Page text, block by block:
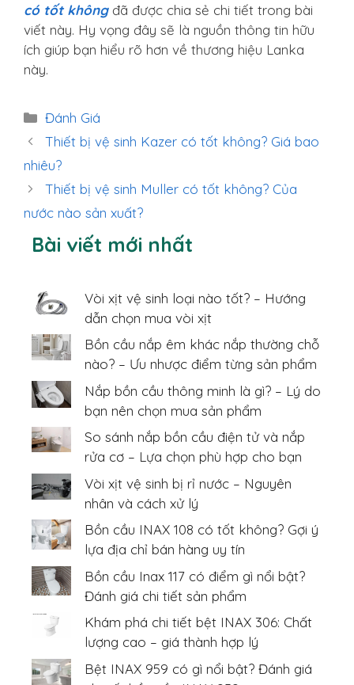
có tốt khôngđã được chia sẻ chi tiết trong bài
viết này. Hy vọng đây sẽ là nguồn thông tin hữu
ích giúp bạn hiểu rõ hơn về thương hiệu Lanka
này.
Danh
mục
Đánh Giá
Thiết bị vệ sinh Kazer có tốt không? Giá bao
nhiêu?
Thiết bị vệ sinh Muller có tốt không? Của
nước nào sản xuất?
Bài viết mới nhất
Vòi xịt vệ sinh loại nào tốt? – Hướng
dẫn chọn mua vòi xịt
Bồn cầu nắp êm khác nắp thường chỗ
nào? – Ưu nhược điểm từng sản phẩm
Nắp bồn cầu thông minh là gì? – Lý do
bạn nên chọn mua sản phẩm
So sánh nắp bồn cầu điện tử và nắp
rửa cơ – Lựa chọn phù hợp cho bạn
Vòi xịt vệ sinh bị rỉ nước – Nguyên
nhân và cách xử lý
Bồn cầu INAX 108 có tốt không? Gợi ý
lựa địa chỉ bán hàng uy tín
Bồn cầu Inax 117 có điểm gì nổi bật?
Đánh giá chi tiết sản phẩm
Khám phá chi tiết bệt INAX 306: Chất
lượng cao – giá thành hợp lý
Bệt INAX 959 có gì nổi bật? Đánh giá